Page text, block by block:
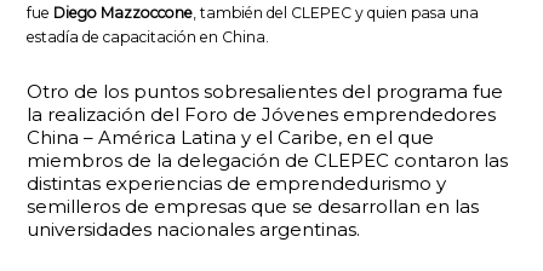
fue Diego Mazzoccone, también del CLEPEC y quien pasa una
estadía de capacitación en China.
Otro de los puntos sobresalientes del programa fue
la realización del Foro de Jóvenes emprendedores
China – América Latina y el Caribe, en el que
miembros de la delegación de CLEPEC contaron las
distintas experiencias de emprendedurismo y
semilleros de empresas que se desarrollan en las
universidades nacionales argentinas.